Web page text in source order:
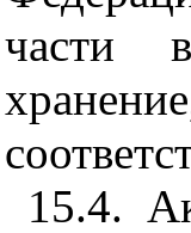
части
15.4.